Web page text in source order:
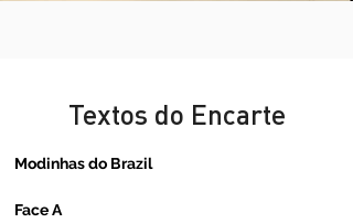
Textos do Encarte
Modinhas do Brazil
Face A